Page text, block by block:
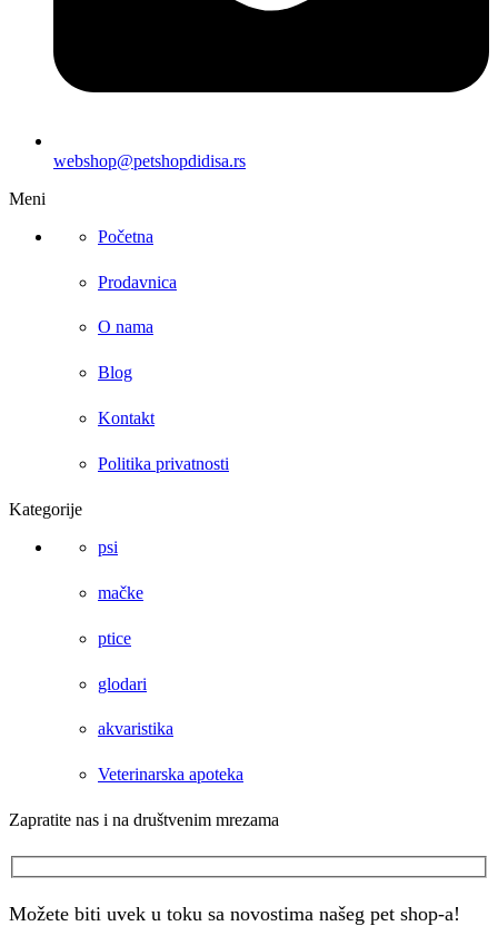
webshop@petshopdidisa.rs
Meni
Početna
Prodavnica
O nama
Blog
Kontakt
Politika privatnosti
Kategorije
psi
mačke
ptice
glodari
akvaristika
Veterinarska apoteka
Zapratite nas i na društvenim mrezama
Možete biti uvek u toku sa novostima našeg pet shop-a!